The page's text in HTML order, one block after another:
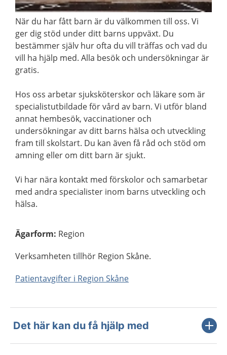
När du har fått barn är du välkommen till oss. Vi
ger dig stöd under ditt barns uppväxt. Du
bestämmer själv hur ofta du vill träffas och vad du
vill ha hjälp med. Alla besök och undersökningar är
gratis.
Hos oss arbetar sjuksköterskor och läkare som är
specialistutbildade för vård av barn. Vi utför bland
annat hembesök, vaccinationer och
undersökningar av ditt barns hälsa och utveckling
fram till skolstart. Du kan även få råd och stöd om
amning eller om ditt barn är sjukt.
Vi har nära kontakt med förskolor och samarbetar
med andra specialister inom barns utveckling och
hälsa.
Ägarform: Region
Verksamheten tillhör Region Skåne.
Patientavgifter i Region Skåne
Det här kan du få hjälp med